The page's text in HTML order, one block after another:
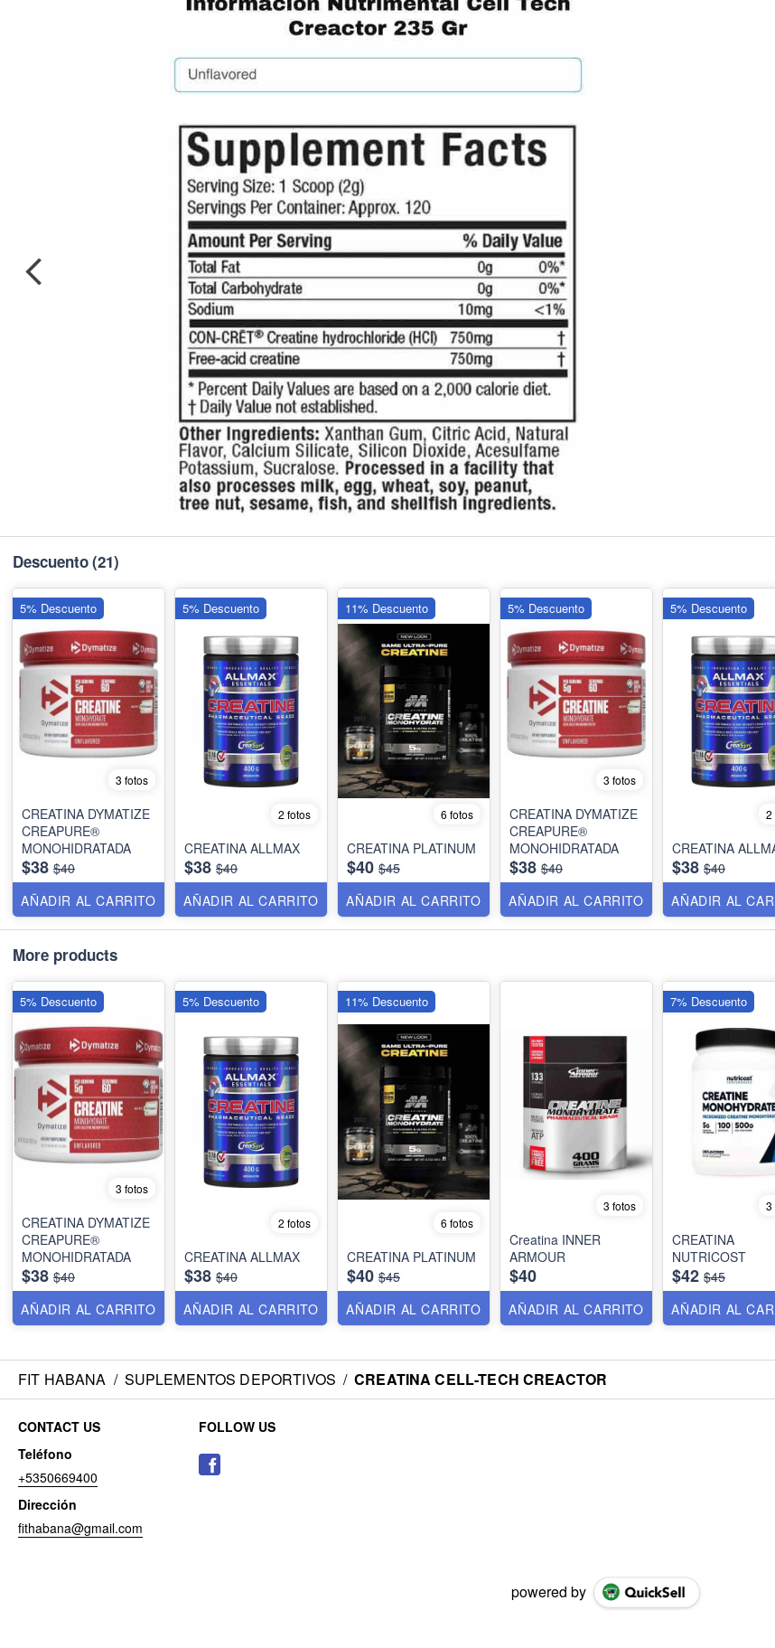
Descuento(21)
3 fotos
CREATINA DYMATIZE
CREAPURE®
MONOHIDRATADA
$38 $40
AÑADIR AL CARRITO
5% Descuento
2 fotos
CREATINA ALLMAX
$38 $40
AÑADIR AL CARRITO
5% Descuento
6 fotos
CREATINA PLATINUM
$40 $45
AÑADIR AL CARRITO
11% Descuento
3 fotos
CREATINA DYMATIZE
CREAPURE®
MONOHIDRATADA
$38 $40
AÑADIR AL CARRITO
5% Descuento
2
CREATINA
$38 $40
AÑADIR AL
5% Descuento
More products
3 fotos
CREATINA DYMATIZE
CREAPURE®
MONOHIDRATADA
$38 $40
AÑADIR AL CARRITO
5% Descuento
2 fotos
CREATINA ALLMAX
$38 $40
AÑADIR AL CARRITO
5% Descuento
6 fotos
CREATINA PLATINUM
$40 $45
AÑADIR AL CARRITO
11% Descuento
3 fotos
Creatina INNER
ARMOUR
$40
AÑADIR AL CARRITO
3
CREATINA
NUTRICOST
$42 $45
AÑADIR AL
7% Descuento
FIT HABANA / SUPLEMENTOS DEPORTIVOS / CREATINA CELL-TECH CREACTOR
CONTACT US
Teléfono
+5350669400
Dirección
fithabana@gmail.com
FOLLOW US
powered by